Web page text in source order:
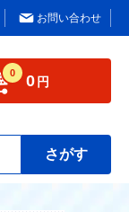
お問い合わせ
0 0 円
さがす